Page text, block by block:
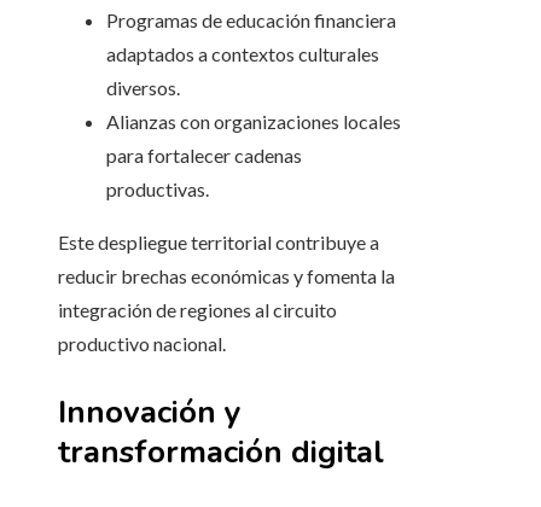
Programas de educación financiera
adaptados a contextos culturales
diversos.
Alianzas con organizaciones locales
para fortalecer cadenas
productivas.
Este despliegue territorial contribuye a
reducir brechas económicas y fomenta la
integración de regiones al circuito
productivo nacional.
Innovación y
transformación digital